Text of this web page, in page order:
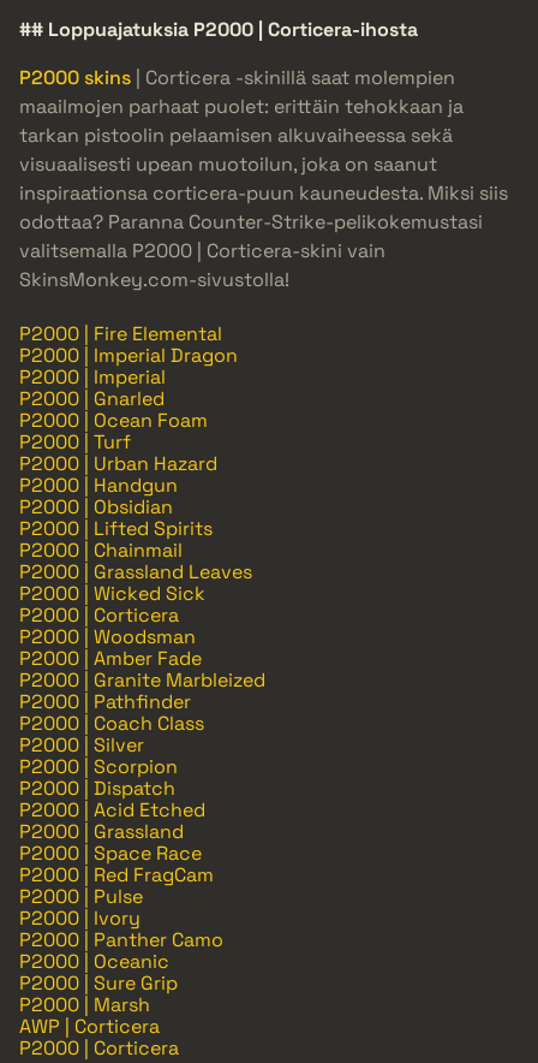
## Loppuajatuksia P2000 | Corticera-ihosta
P2000 skins | Corticera -skinillä saat molempien
maailmojen parhaat puolet: erittäin tehokkaan ja
tarkan pistoolin pelaamisen alkuvaiheessa sekä
visuaalisesti upean muotoilun, joka on saanut
inspiraationsa corticera-puun kauneudesta. Miksi siis
odottaa? Paranna Counter-Strike-pelikokemustasi
valitsemalla P2000 | Corticera-skini vain
SkinsMonkey.com-sivustolla!
P2000 | Fire Elemental
P2000 | Imperial Dragon
P2000 | Imperial
P2000 | Gnarled
P2000 | Ocean Foam
P2000 | Turf
P2000 | Urban Hazard
P2000 | Handgun
P2000 | Obsidian
P2000 | Lifted Spirits
P2000 | Chainmail
P2000 | Grassland Leaves
P2000 | Wicked Sick
P2000 | Corticera
P2000 | Woodsman
P2000 | Amber Fade
P2000 | Granite Marbleized
P2000 | Pathfinder
P2000 | Coach Class
P2000 | Silver
P2000 | Scorpion
P2000 | Dispatch
P2000 | Acid Etched
P2000 | Grassland
P2000 | Space Race
P2000 | Red FragCam
P2000 | Pulse
P2000 | Ivory
P2000 | Panther Camo
P2000 | Oceanic
P2000 | Sure Grip
P2000 | Marsh
AWP | Corticera
P2000 | Corticera